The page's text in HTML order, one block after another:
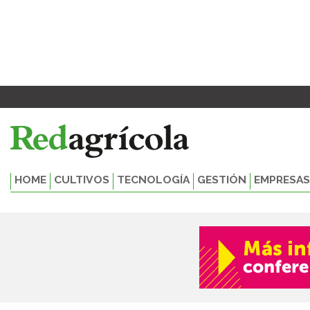
HOME CULTIVOS TECNOLOGÍA GESTIÓN EMPRESAS